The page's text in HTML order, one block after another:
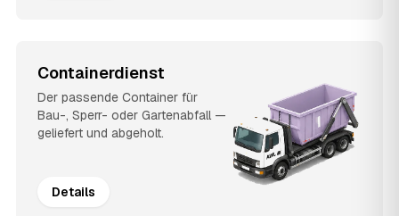
Containerdienst
Der passende Container für
Bau-, Sperr- oder Gartenabfall —
geliefert und abgeholt.
Details